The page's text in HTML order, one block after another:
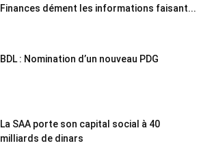
Finances dément les informations faisant...
BDL : Nomination d’un nouveau PDG
La SAA porte son capital social à 40
milliards de dinars